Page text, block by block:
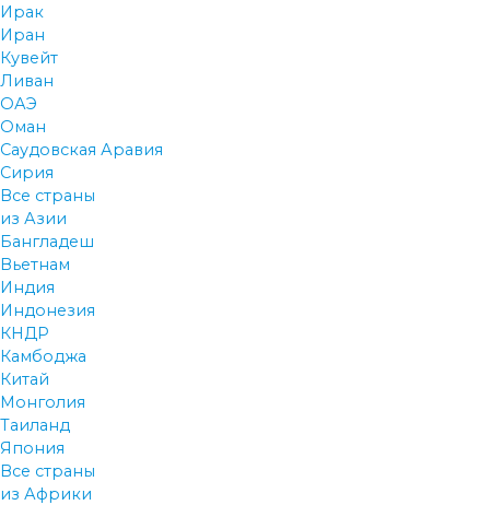
Ирак
Иран
Кувейт
Ливан
ОАЭ
Оман
Саудовская Аравия
Сирия
Все страны
из Азии
Бангладеш
Вьетнам
Индия
Индонезия
КНДР
Камбоджа
Китай
Монголия
Таиланд
Япония
Все страны
из Африки